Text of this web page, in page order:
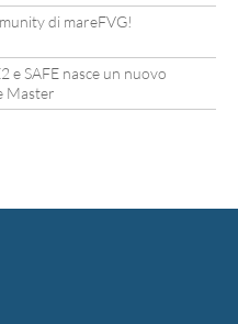
di mareFVG!
e SAFE nasce un nuovo
Master